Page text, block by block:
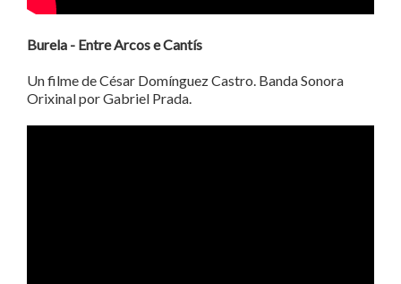
Burela - Entre Arcos e Cantís
Un filme de César Domínguez Castro. Banda Sonora
Orixinal por Gabriel Prada.